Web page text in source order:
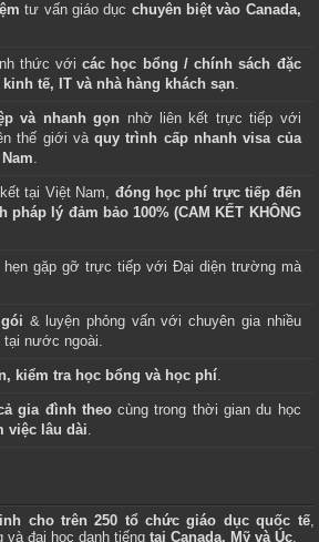
tư vấn giáo dục chuyên biệt vào Canada,
thức vớicác học bổng / chính sách đặc
kinh tế, IT và nhà hàng khách sạn.
và nhanh gọn nhờ liên kết trực tiếp với
thế giới vàquy trình cấp nhanh visa của
.
tại Việt Nam, đóng học phí trực tiếp đến
lý đảm bảo 100% (CAM KẾT KHÔNG
gặp gỡ trực tiếp với Đại diện trường mà
& luyện phỏng vấn với chuyên gia nhiều
tại nước ngoài.
kiểm tra học bổng và học phí.
gia đình theocùng trong thời gian du học
việc lâu dài.
cho trên 250 tổ chức giáo dục quốc tế,
và đại học danh tiếng tại Canada, Mỹ và Úc.